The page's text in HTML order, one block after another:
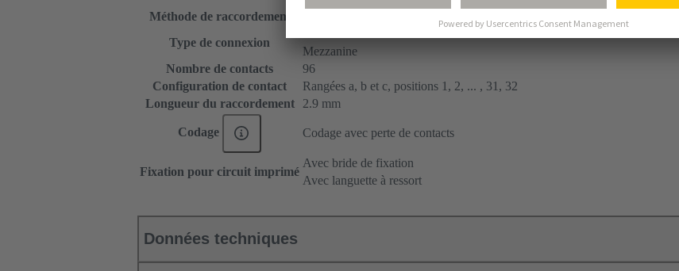
Méthode de raccordement
Type de connexion
Mezzanine
Nombre de contacts
96
Configuration de contact
Rangées a, b et c, positions 1, 2, ... , 31, 32
Longueur du raccordement
2.9 mm
Codage Codage avec perte de contacts
Fixation pour circuit imprimé
Avec bride de fixation
Avec languette à ressort
Données techniques